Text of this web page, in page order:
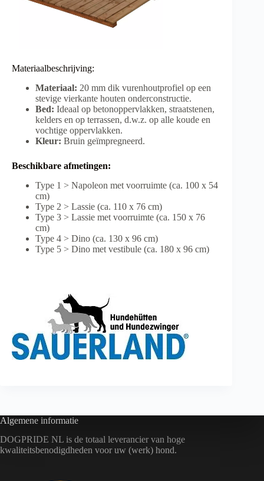
Materiaalbeschrijving:
Materiaal: 20 mm dik vurenhoutprofiel op een
stevige vierkante houten onderconstructie.
Bed: Ideaal op betonoppervlakken, straatstenen,
kelders en op terrassen, d.w.z. op alle koude en
vochtige oppervlakken.
Kleur: Bruin geïmpregneerd.
Beschikbare afmetingen:
Type 1 > Napoleon met voorruimte (ca. 100 x 54
cm)
Type 2 > Lassie (ca. 110 x 76 cm)
Type 3 > Lassie met voorruimte (ca. 150 x 76
cm)
Type 4 > Dino (ca. 130 x 96 cm)
Type 5 > Dino met vestibule (ca. 180 x 96 cm)
Algemene informatie
DOGPRIDE NL is de totaal leverancier van hoge
kwaliteitsbenodigdheden voor uw (werk) hond.